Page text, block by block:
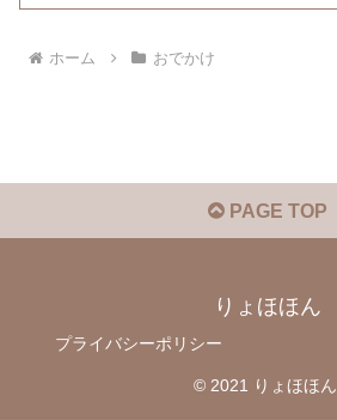
ホーム おでかけ
PAGE TOP
りょほほん
プライバシーポリシー
© 2021 りょほほん.